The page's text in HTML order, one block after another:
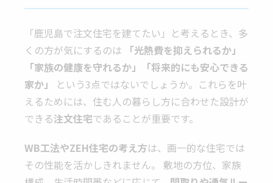
「鹿児島で注文住宅を建てたい」と考えるとき、多
くの方が気にするのは
「光熱費を抑えられるか」
「家族の健康を守れるか」「将来的にも安心できる
家か」
という3点ではないでしょうか。これらを叶
えるためには、住む人の暮らし方に合わせた設計が
できる注文住宅であることが重要です。
WB工法やZEH住宅の考え方は、画一的な住宅では
その性能を活かしきれません。 敷地の方位、家族